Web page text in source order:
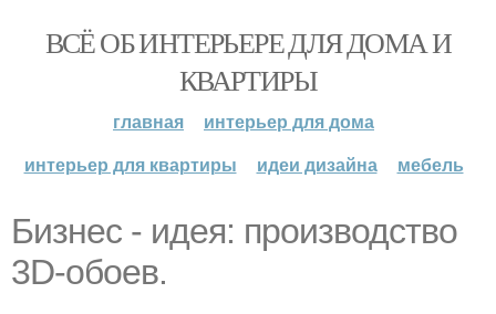
ВСЁ ОБ ИНТЕРЬЕРЕ ДЛЯ ДОМА И
КВАРТИРЫ
главная
интерьер для дома
интерьер для квартиры
идеи дизайна мебель
Бизнес - идея: производство
3D-обоев.